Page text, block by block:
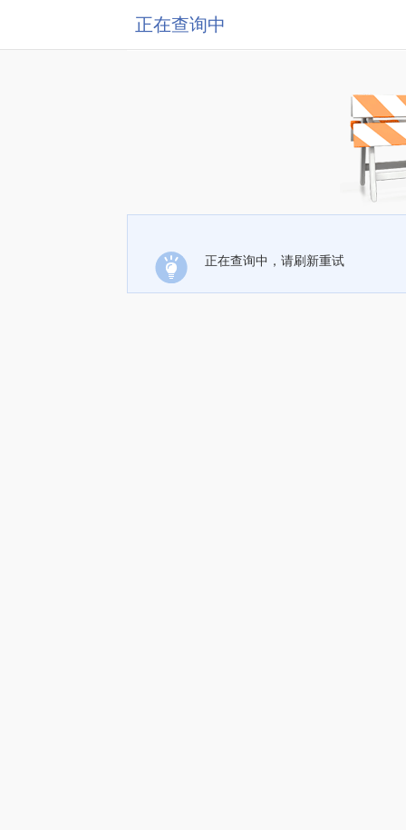
正在查询中
正在查询中，请刷新重试